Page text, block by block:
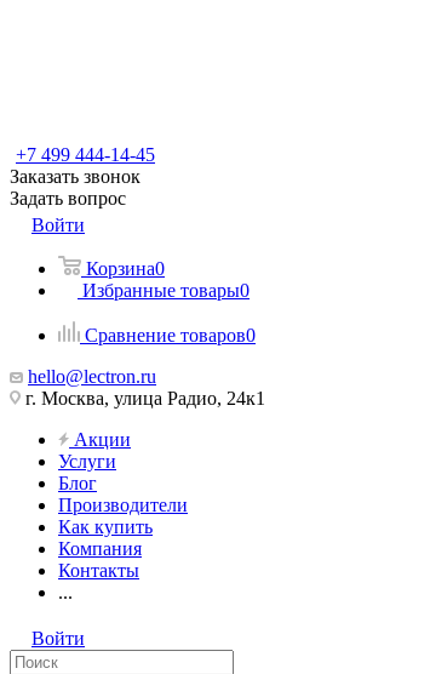
+7 499 444-14-45
Заказать звонок
Задать вопрос
Войти
Корзина0
Избранные товары0
Сравнение товаров0
hello@lectron.ru
г. Москва, улица Радио, 24к1
Акции
Услуги
Блог
Производители
Как купить
Компания
Контакты
...
Войти